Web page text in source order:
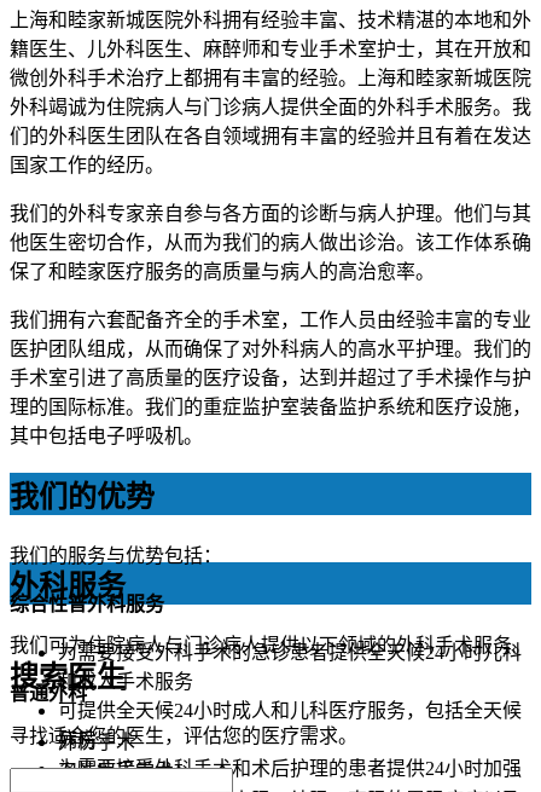
上海和睦家新城医院外科拥有经验丰富、技术精湛的本地和外
籍医生、儿外科医生、麻醉师和专业手术室护士，其在开放和
微创外科手术治疗上都拥有丰富的经验。上海和睦家新城医院
外科竭诚为住院病人与门诊病人提供全面的外科手术服务。我
们的外科医生团队在各自领域拥有丰富的经验并且有着在发达
国家工作的经历。
我们的外科专家亲自参与各方面的诊断与病人护理。他们与其
他医生密切合作，从而为我们的病人做出诊治。该工作体系确
保了和睦家医疗服务的高质量与病人的高治愈率。
我们拥有六套配备齐全的手术室，工作人员由经验丰富的专业
医护团队组成，从而确保了对外科病人的高水平护理。我们的
手术室引进了高质量的医疗设备，达到并超过了手术操作与护
理的国际标准。我们的重症监护室装备监护系统和医疗设施，
其中包括电子呼吸机。
我们的优势
我们的服务与优势包括：
综合性普外科服务
为需要接受外科手术的急诊患者提供全天候24小时儿科
和成人手术服务
可提供全天候24小时成人和儿科医疗服务，包括全天候
病房
为需要接受外科手术和术后护理的患者提供24小时加强
外科服务
我们可为住院病人与门诊病人提供以下领域的外科手术服务。
普通外科
外伤手术
炎性疾患手术
搜索医生
寻找适合您的医生，评估您的医疗需求。